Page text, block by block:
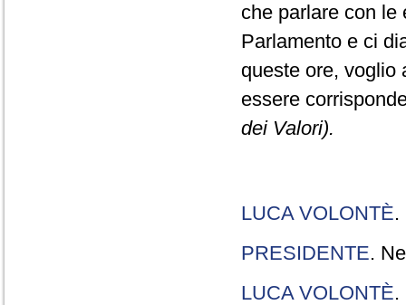
che parlare con le
Parlamento e ci
queste ore, voglio
essere
dei Valori).
LUCA VOLONTÈ.
PRESIDENTE.
LUCA VOLONTÈ.